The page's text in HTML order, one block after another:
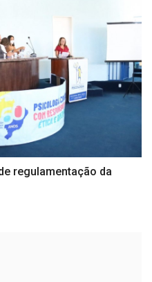
regulamentação da